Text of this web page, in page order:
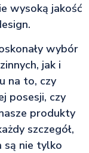
wysoką jakość
wybór
jak i
na to, czy
posesji, czy
produkty
szczegół,
są nie tylko